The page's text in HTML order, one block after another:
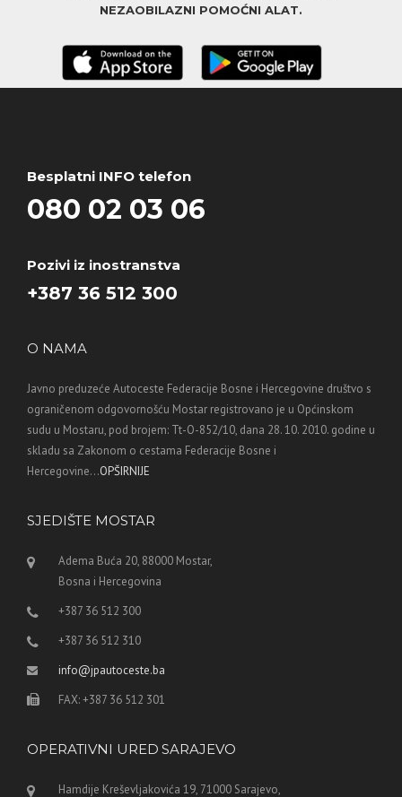
NEZAOBILAZNI POMOĆNI ALAT.
Besplatni INFO telefon
080 02 03 06
Pozivi iz inostranstva
+387 36 512 300
O NAMA
Javno preduzeće Autoceste Federacije Bosne i Hercegovine društvo s
ograničenom odgovornošću Mostar registrovano je u Općinskom
sudu u Mostaru, pod brojem: Tt-O-852/10, dana 28. 10. 2010. godine u
skladu sa Zakonom o cestama Federacije Bosne i
Hercegovine...OPŠIRNIJE
SJEDIŠTE MOSTAR
Adema Buća 20, 88000 Mostar,
Bosna i Hercegovina
+387 36 512 300
+387 36 512 310
info@jpautoceste.ba
FAX: +387 36 512 301
OPERATIVNI URED SARAJEVO
Hamdije Kreševljakovića 19, 71000 Sarajevo,